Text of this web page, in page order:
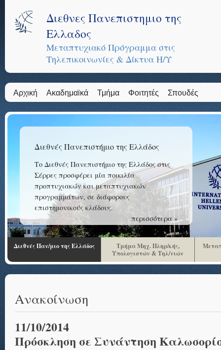
Διεθνες Πανεπιστημιο της
Ελλαδος
Μεταπτυχιακό Πρόγραμμα στις
Τηλεπικοινωνίες & Δίκτυα Η/Υ
Αρχική Ακαδημαϊκά Τμήμα Φοιτητές Σπουδές
Διεθνές Πανεπιστήμιο της Ελλάδος
Το Διεθνές Πανεπιστήμιο της Ελλάδος στις
Σέρρες προσφέρει μία ποικιλία
προπτυχιακών και μεταπτυχιακών
προγραμμάτων, σε διάφορους
επιστημονικούς κλάδους.
περισσότερα »
Διεθνές Παν/μιο της Ελλάδος
Τμήμα Μηχ. Πληρ/κής,
Υπολογιστών & Τηλ/νιών
Ανακοίνωση
11/10/2014
Πρόσκληση σε Συνάντηση